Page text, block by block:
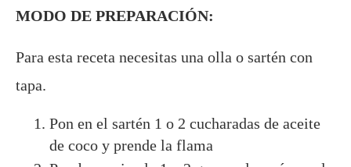
MODO DE PREPARACIÓN:
Para esta receta necesitas una olla o sartén con
tapa.
Pon en el sartén 1 o 2 cucharadas de aceite
de coco y prende la flama